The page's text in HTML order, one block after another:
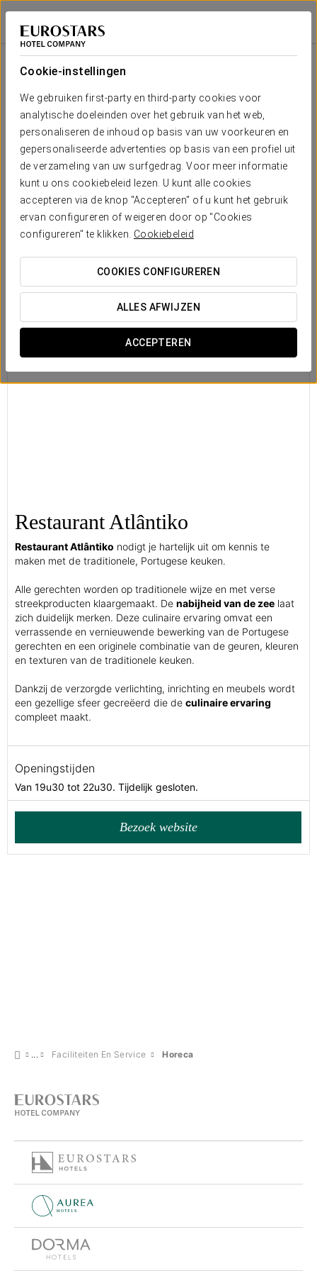
Cookie-instellingen
We gebruiken first-party en third-party cookies voor
analytische doeleinden over het gebruik van het web,
personaliseren de inhoud op basis van uw voorkeuren en
gepersonaliseerde advertenties op basis van een profiel uit
de verzameling van uw surfgedrag. Voor meer informatie
kunt u ons cookiebeleid lezen. U kunt alle cookies
accepteren via de knop "Accepteren" of u kunt het gebruik
ervan configureren of weigeren door op "Cookies
configureren" te klikken. Cookiebeleid
COOKIES CONFIGUREREN
ALLES AFWIJZEN
ACCEPTEREN
Áurea Museum
LISSABON
Horeca
Restaurant Atlântiko
Restaurant Atlântiko nodigt je hartelijk uit om kennis te
maken met de traditionele, Portugese keuken.
Alle gerechten worden op traditionele wijze en met verse
streekproducten klaargemaakt. De nabijheid van de zee laat
zich duidelijk merken. Deze culinaire ervaring omvat een
verrassende en vernieuwende bewerking van de Portugese
gerechten en een originele combinatie van de geuren, kleuren
en texturen van de traditionele keuken.
Dankzij de verzorgde verlichting, inrichting en meubels wordt
een gezellige sfeer gecreëerd die de culinaire ervaring
compleet maakt.
Openingstijden
Van 19u30 tot 22u30. Tijdelijk gesloten.
Bezoek website
Faciliteiten En Service Horeca